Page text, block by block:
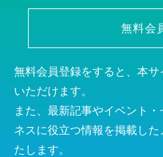
無料会
無料会員登録をすると、本
いただけます。
また、最新記事やイベント
ネスに役立つ情報を掲載し
たします。